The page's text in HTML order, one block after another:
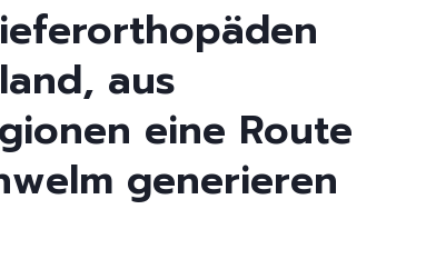
aus
eine Route
generieren